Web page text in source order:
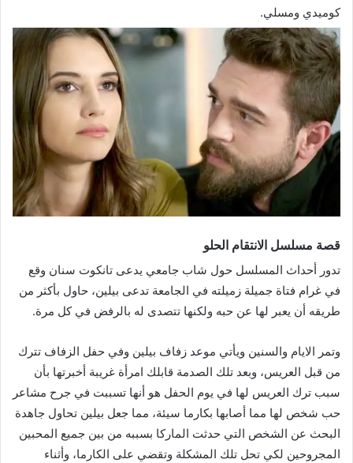
كوميدي ومسلي.
قصة مسلسل الانتقام الحلو
تدور أحداث المسلسل حول شاب جامعي يدعى تانكوت سنان وقع
في غرام فتاة جميلة زميلته في الجامعة تدعى بيلين، حاول بأكثر من
طريقه أن يعبر لها عن حبه ولكنها تتصدى له بالرفض في كل مرة.
وتمر الايام والسنين ويأتي موعد زفاف بيلين وفي حفل الزفاف تترك
من قبل العريس، وبعد تلك الصدمة قابلك امرأة غريبة أخبرتها بأن
سبب ترك العريس لها في يوم الحفل هو أنها تسببت في جرح مشاعر
حب شخص لها مما أصابها بكارما سيئة، مما جعل بيلين تحاول جاهدة
البحث عن الشخص التي حدثت الماركا بسببه من بين جميع المحبين
المجروحين لكي تحل تلك المشكلة وتقضي على الكارما، وأثناء